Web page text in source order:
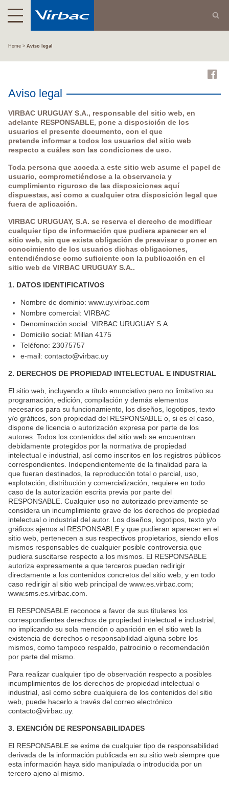
Home Aviso legal
Aviso legal
VIRBAC URUGUAY S.A., responsable del sitio web, en
adelante RESPONSABLE, pone a disposición de los
usuarios el presente documento, con el que
pretende informar a todos los usuarios del sitio web
respecto a cuáles son las condiciones de uso.
Toda persona que acceda a este sitio web asume el papel de
usuario, comprometiéndose a la observancia y
cumplimiento riguroso de las disposiciones aquí
dispuestas, así como a cualquier otra disposición legal que
fuera de aplicación.
VIRBAC URUGUAY, S.A. se reserva el derecho de modificar
cualquier tipo de información que pudiera aparecer en el
sitio web, sin que exista obligación de preavisar o poner en
conocimiento de los usuarios dichas obligaciones,
entendiéndose como suficiente con la publicación en el
sitio web de VIRBAC URUGUAY S.A..
1. DATOS IDENTIFICATIVOS
Nombre de dominio: www.uy.virbac.com
Nombre comercial: VIRBAC
Denominación social: VIRBAC URUGUAY S.A.
Domicilio social: Millan 4175
Teléfono: 23075757
e-mail: contacto@virbac.uy
2. DERECHOS DE PROPIEDAD INTELECTUAL E INDUSTRIAL
El sitio web, incluyendo a título enunciativo pero no limitativo su
programación, edición, compilación y demás elementos
necesarios para su funcionamiento, los diseños, logotipos, texto
y/o gráficos, son propiedad del RESPONSABLE o, si es el caso,
dispone de licencia o autorización expresa por parte de los
autores. Todos los contenidos del sitio web se encuentran
debidamente protegidos por la normativa de propiedad
intelectual e industrial, así como inscritos en los registros públicos
correspondientes. Independientemente de la finalidad para la
que fueran destinados, la reproducción total o parcial, uso,
explotación, distribución y comercialización, requiere en todo
caso de la autorización escrita previa por parte del
RESPONSABLE. Cualquier uso no autorizado previamente se
considera un incumplimiento grave de los derechos de propiedad
intelectual o industrial del autor. Los diseños, logotipos, texto y/o
gráficos ajenos al RESPONSABLE y que pudieran aparecer en el
sitio web, pertenecen a sus respectivos propietarios, siendo ellos
mismos responsables de cualquier posible controversia que
pudiera suscitarse respecto a los mismos. El RESPONSABLE
autoriza expresamente a que terceros puedan redirigir
directamente a los contenidos concretos del sitio web, y en todo
caso redirigir al sitio web principal de www.es.virbac.com;
www.sms.es.virbac.com.
El RESPONSABLE reconoce a favor de sus titulares los
correspondientes derechos de propiedad intelectual e industrial,
no implicando su sola mención o aparición en el sitio web la
existencia de derechos o responsabilidad alguna sobre los
mismos, como tampoco respaldo, patrocinio o recomendación
por parte del mismo.
Para realizar cualquier tipo de observación respecto a posibles
incumplimientos de los derechos de propiedad intelectual o
industrial, así como sobre cualquiera de los contenidos del sitio
web, puede hacerlo a través del correo electrónico
contacto@virbac.uy.
3. EXENCIÓN DE RESPONSABILIDADES
El RESPONSABLE se exime de cualquier tipo de responsabilidad
derivada de la información publicada en su sitio web siempre que
esta información haya sido manipulada o introducida por un
tercero ajeno al mismo.